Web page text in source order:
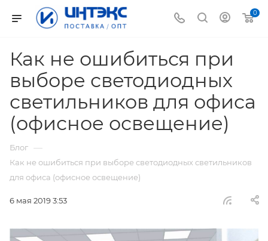
0
Как не ошибиться при
выборе светодиодных
светильников для офиса
(офисное освещение)
Блог —
Как не ошибиться при выборе светодиодных светильников
для офиса (офисное освещение)
6 мая 2019 3:53